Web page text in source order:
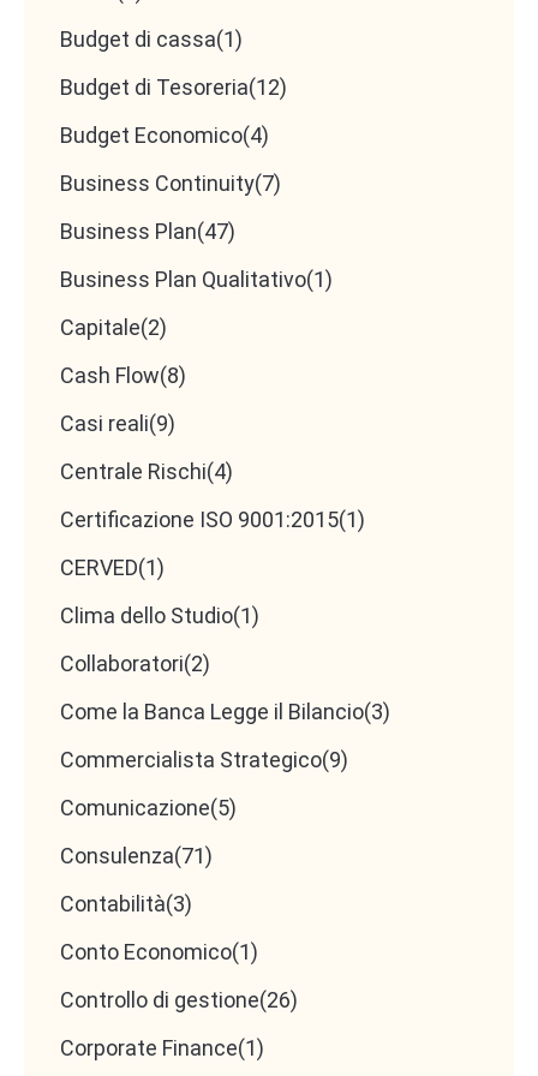
non è un processo statico, ma un’attività
comprendere meglio la propria azienda e di
prendere decisioni più consapevoli per il futuro.
Fattori chiave che
influenzano il Valore
Aziendale
Il valore di un’azienda non è determinato
unicamente dai numeri contenuti nei bilanci, ma da
loro e che riflettono la solidità e la sostenibilità
dell’impresa nel tempo. Tra questi, la solidità
finanziaria riveste un ruolo centrale, in quanto la
prevedibili è uno degli indicatori più affidabili della
Budget di cassa(1)
Budget di Tesoreria(12)
Budget Economico(4)
Business Continuity(7)
Business Plan(47)
Business Plan Qualitativo(1)
Capitale(2)
Cash Flow(8)
Casi reali(9)
Centrale Rischi(4)
Certificazione ISO 9001:2015(1)
CERVED(1)
Clima dello Studio(1)
Collaboratori(2)
Come la Banca Legge il Bilancio(3)
Commercialista Strategico(9)
Comunicazione(5)
Consulenza(71)
Contabilità(3)
Conto Economico(1)
Controllo di gestione(26)
Corporate Finance(1)